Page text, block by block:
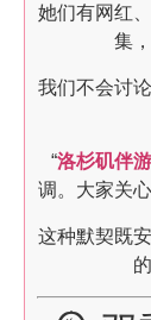
她们有网红
集
我们不会讨
“洛杉矶伴游
调。大家关
这种默契既